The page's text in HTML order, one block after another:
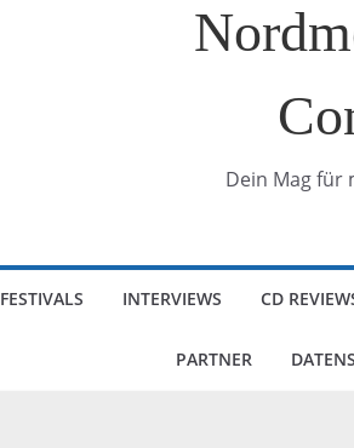
Dein Mag für
FESTIVALS INTERVIEWS CD
PARTNER